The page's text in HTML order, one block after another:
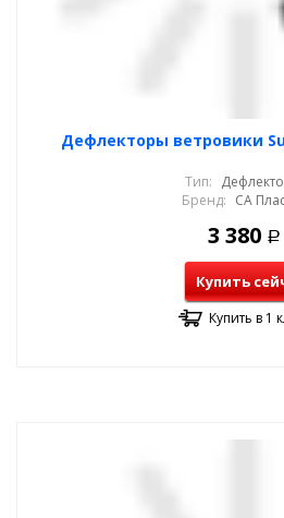
Дефлекторы ветровики
Тип:
Бренд: СА
3 380 Р
Купить
Купить в 1